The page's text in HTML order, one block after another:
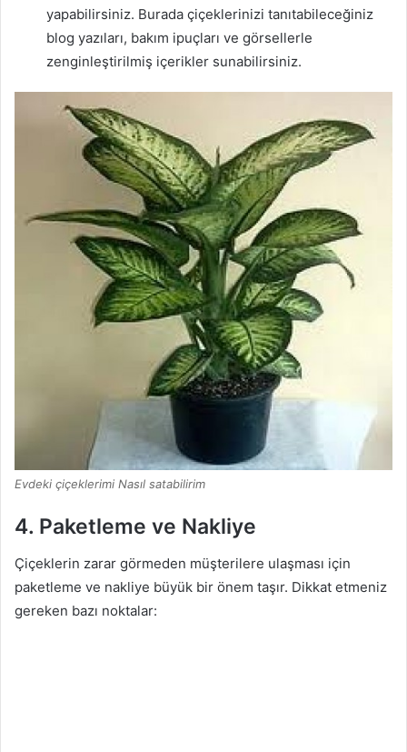
yapabilirsiniz. Burada çiçeklerinizi tanıtabileceğiniz
blog yazıları, bakım ipuçları ve görsellerle
zenginleştirilmiş içerikler sunabilirsiniz.
Evdeki çiçeklerimi Nasıl satabilirim
4. Paketleme ve Nakliye
Çiçeklerin zarar görmeden müşterilere ulaşması için
paketleme ve nakliye büyük bir önem taşır. Dikkat etmeniz
gereken bazı noktalar: